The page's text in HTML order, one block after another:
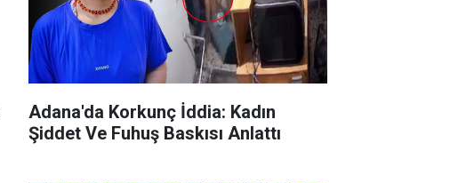
Adana'da Korkunç İddia: Kadın
Şiddet Ve Fuhuş Baskısı Anlattı